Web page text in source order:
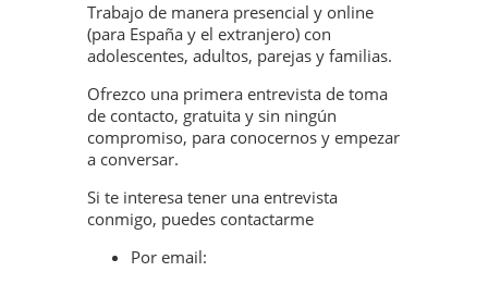
Trabajo de manera presencial y online
(para España y el extranjero) con
adolescentes, adultos, parejas y familias.
Ofrezco una primera entrevista de toma
de contacto, gratuita y sin ningún
compromiso, para conocernos y empezar
a conversar.
Si te interesa tener una entrevista
conmigo, puedes contactarme
Por email: